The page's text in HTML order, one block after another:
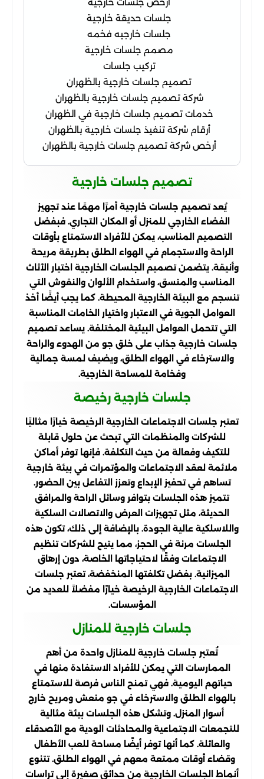
جلسات حديقة خارجية
جلسات خارجيه فخمه
مصمم جلسات خارجية
تركيب جلسات
تصميم جلسات خارجية بالظهران
شركة تصميم جلسات خارجية بالظهران
خدمات تصميم جلسات خارجية في الظهران
أرقام شركة تنفيذ جلسات خارجية بالظهران
أرخص شركة تصميم جلسات خارجية بالظهران
تصميم جلسات خارجية
يُعد تصميم جلسات خارجية أمرًا مهمًا عند تجهيز
الفضاء الخارجي للمنزل أو المكان التجاري. فبفضل
التصميم المناسب، يمكن للأفراد الاستمتاع بأوقات
الراحة والاستجمام في الهواء الطلق بطريقة مريحة
وأنيقة. يتضمن تصميم الجلسات الخارجية اختيار الأثاث
المناسب والمنسق، واستخدام الألوان والنقوش التي
تنسجم مع البيئة الخارجية المحيطة. كما يجب أيضًا أخذ
العوامل الجوية في الاعتبار واختيار الخامات المناسبة
التي تتحمل العوامل البيئية المختلفة. يساعد تصميم
جلسات خارجية جذاب على خلق جو من الهدوء والراحة
والاسترخاء في الهواء الطلق، ويضيف لمسة جمالية
وفخامة للمساحة الخارجية.
جلسات خارجية رخيصة
تعتبر جلسات الاجتماعات الخارجية الرخيصة خيارًا مثاليًا
للشركات والمنظمات التي تبحث عن حلول قابلة
للتكيف وفعالة من حيث التكلفة. فإنها توفر أماكن
ملائمة لعقد الاجتماعات والمؤتمرات في بيئة خارجية
تساهم في تحفيز الإبداع وتعزز التفاعل بين الحضور.
تتميز هذه الجلسات بتوافر وسائل الراحة والمرافق
الحديثة، مثل تجهيزات العرض والاتصالات السلكية
واللاسلكية عالية الجودة. بالإضافة إلى ذلك، تكون هذه
الجلسات مرنة في الحجز، مما يتيح للشركات تنظيم
الاجتماعات وفقًا لاحتياجاتها الخاصة، دون إرهاق
الميزانية. بفضل تكلفتها المنخفضة، تعتبر جلسات
الاجتماعات الخارجية الرخيصة خيارًا مفضلاً للعديد من
المؤسسات.
جلسات خارجية للمنازل
تُعتبر جلسات خارجية للمنازل واحدة من أهم
الممارسات التي يمكن للأفراد الاستفادة منها في
حياتهم اليومية. فهي تمنح الناس فرصة للاستمتاع
بالهواء الطلق والاسترخاء في جو منعش ومريح خارج
أسوار المنزل. وتشكل هذه الجلسات بيئة مثالية
للتجمعات الاجتماعية والمحادثات الودية مع الأصدقاء
والعائلة. كما أنها توفر أيضًا مساحة للعب الأطفال
وقضاء أوقات ممتعة معهم في الهواء الطلق. تتنوع
أنماط الجلسات الخارجية من حدائق صغيرة إلى تراسات